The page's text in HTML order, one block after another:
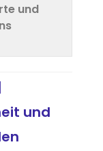
und
und